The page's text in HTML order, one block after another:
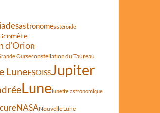
astronomeastéroïde
comète
d'Orion
Ourseconstellation du Taureau
LuneESOISSJupiter
Lunelunette astronomique
NASANouvelle Lune